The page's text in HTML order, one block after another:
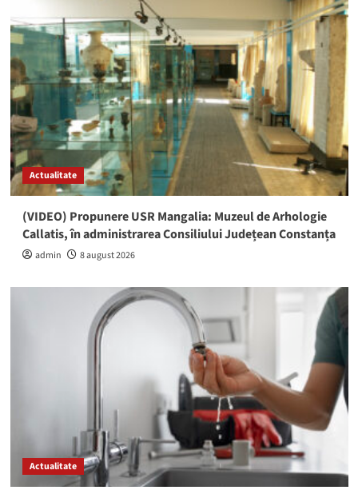
Actualitate
(VIDEO) Propunere USR Mangalia: Muzeul de Arhologie
Callatis, în administrarea Consiliului Județean Constanța
admin 8 august 2026
Actualitate